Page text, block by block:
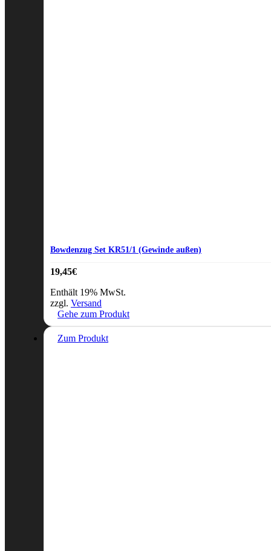
Bowdenzug Set KR51/1 (Gewinde außen)
19,45€
Enthält 19% MwSt.
zzgl. Versand
Gehe zum Produkt
Zum Produkt